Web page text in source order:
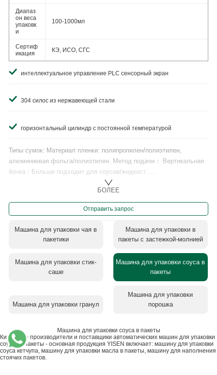
Диапаз
он веса
упаковк
и
100-1000мл
Сертиф
икация
КЭ, ИСО, СГС
интеллектуальное управление PLC сенсорный экран
304 силос из нержавеющей стали
горизонтальный цилиндр с постоянной температурой
Типы сумок: Материал пленки: полипропилен/полиэтилен,
алюминиевая фольга/полиэтилен. Метод подачи： Вертикальная
бочка：Больше подходит для соусов/жидкост......
БОЛЕЕ
Отправить запрос
Машина для упаковки чая в
пакетики
Машина для упаковки в
пакеты с застежкой-молнией
Машина для упаковки стик-
саше
Машина для упаковки соуса в
пакеты
Машина для упаковки гранул
Машина для упаковки
порошка
Машина для упаковки соуса в пакеты
Китайские производители и поставщики автоматических машин для упаковки
соусов в пакеты - основная продукция YISEN включает: машину для упаковки
соуса кетчупа, машину для упаковки масла в пакеты, машину для наполнения
стоячих пакетов.